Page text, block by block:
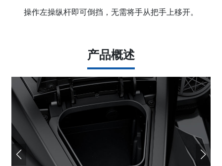
操作左操纵杆即可倒挡，无需将手从把手上移开。
产品概述